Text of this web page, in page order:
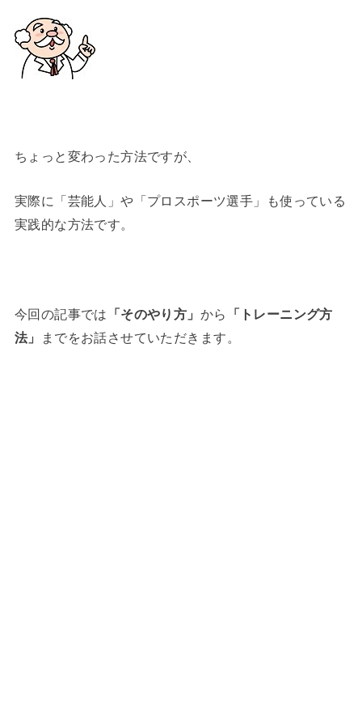
ちょっと変わった方法ですが、
実際に「芸能人」や「プロスポーツ選手」も使っている
実践的な方法です。
今回の記事では 「そのやり方」 から
「トレーニング方
法」
までをお話させていただきます。